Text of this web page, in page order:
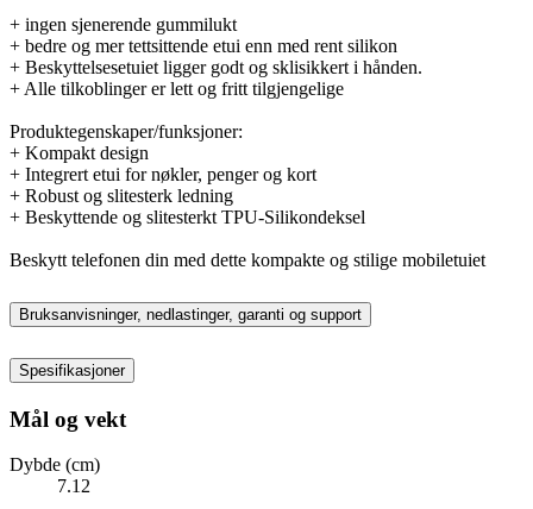
+ ingen sjenerende gummilukt
+ bedre og mer tettsittende etui enn med rent silikon
+ Beskyttelsesetuiet ligger godt og sklisikkert i hånden.
+ Alle tilkoblinger er lett og fritt tilgjengelige
Produktegenskaper/funksjoner:
+ Kompakt design
+ Integrert etui for nøkler, penger og kort
+ Robust og slitesterk ledning
+ Beskyttende og slitesterkt TPU-Silikondeksel
Beskytt telefonen din med dette kompakte og stilige mobiletuiet
Bruksanvisninger, nedlastinger, garanti og support
Spesifikasjoner
Mål og vekt
Dybde (cm)
7.12